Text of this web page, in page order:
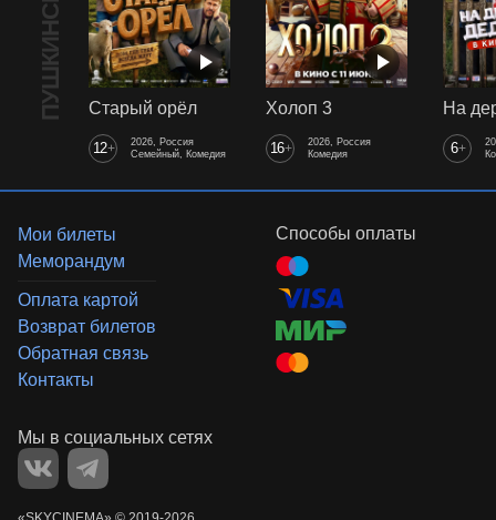
Старый орёл
12+
2026, Россия
Семейный, Комедия
Холоп 3
16+
2026, Россия
Комедия
6+
Мои билеты
Меморандум
Оплата картой
Возврат билетов
Обратная связь
Контакты
Способы оплаты